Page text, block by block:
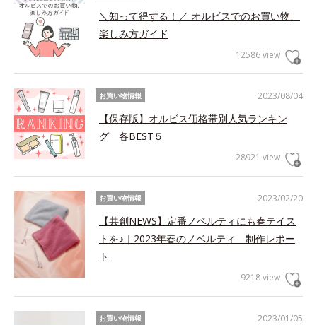
＼知って得する！／ オルビスでのお買い物、
楽しみ方ガイド
12586 view
2023/08/04
お買い物情報
【保存版】オルビス価格帯別人気ランキン
グ 各BEST５
28921 view
2023/02/20
お買い物情報
【共創NEWS】定番ノベルティにも春テイス
トを♪｜2023年春のノベルティ 制作レポー
ト
9218 view
2023/01/05
お買い物情報